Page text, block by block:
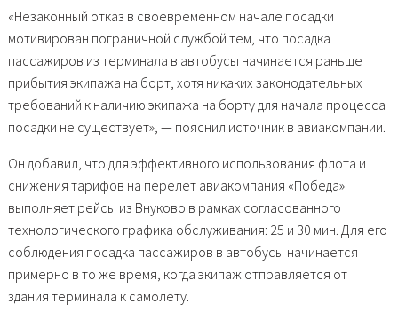
«Незаконный отказ в своевременном начале посадки
мотивирован пограничной службой тем, что посадка
пассажиров из терминала в автобусы начинается раньше
прибытия экипажа на борт, хотя никаких законодательных
требований к наличию экипажа на борту для начала процесса
посадки не существует», — пояснил источник в авиакомпании.
Он добавил, что для эффективного использования флота и
снижения тарифов на перелет авиакомпания «Победа»
выполняет рейсы из Внуково в рамках согласованного
технологического графика обслуживания: 25 и 30 мин. Для его
соблюдения посадка пассажиров в автобусы начинается
примерно в то же время, когда экипаж отправляется от
здания терминала к самолету.